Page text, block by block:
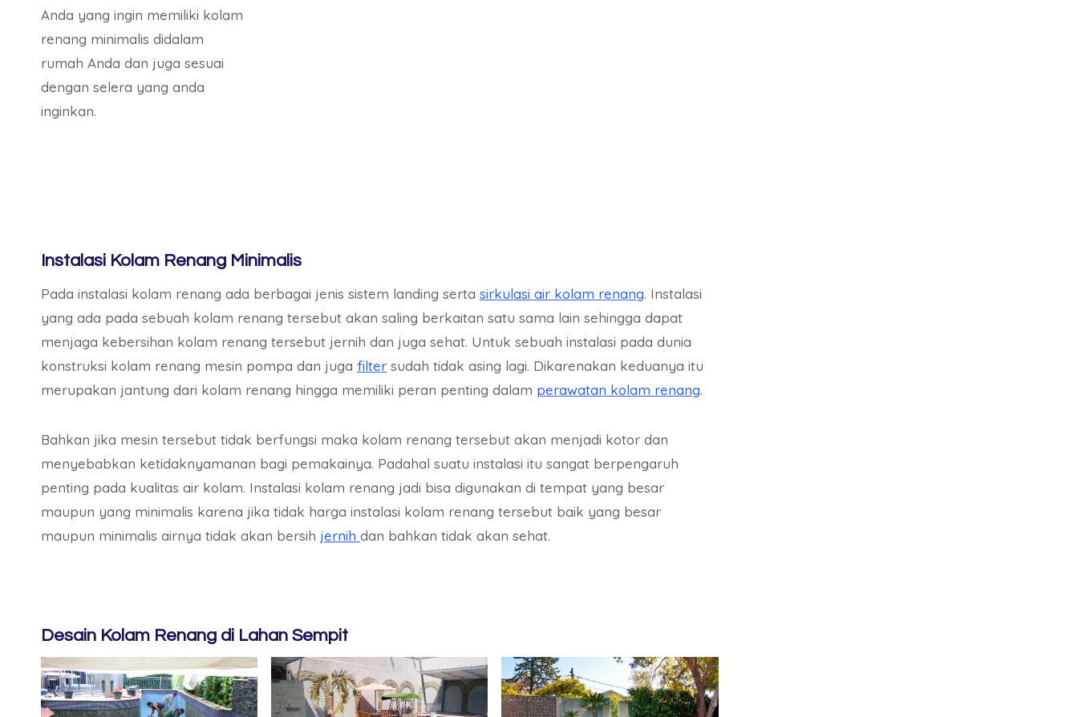
Anda yang ingin memiliki kolam
renang minimalis didalam
rumah Anda dan juga sesuai
dengan selera yang anda
inginkan.
Instalasi Kolam Renang Minimalis
Pada instalasi kolam renang ada berbagai jenis sistem landing serta sirkulasi air kolam renang. Instalasi
yang ada pada sebuah kolam renang tersebut akan saling berkaitan satu sama lain sehingga dapat
menjaga kebersihan kolam renang tersebut jernih dan juga sehat. Untuk sebuah instalasi pada dunia
konstruksi kolam renang mesin pompa dan juga filter sudah tidak asing lagi. Dikarenakan keduanya itu
merupakan jantung dari kolam renang hingga memiliki peran penting dalam perawatan kolam renang.
Bahkan jika mesin tersebut tidak berfungsi maka kolam renang tersebut akan menjadi kotor dan
menyebabkan ketidaknyamanan bagi pemakainya. Padahal suatu instalasi itu sangat berpengaruh
penting pada kualitas air kolam. Instalasi kolam renang jadi bisa digunakan di tempat yang besar
maupun yang minimalis karena jika tidak harga instalasi kolam renang tersebut baik yang besar
maupun minimalis airnya tidak akan bersih jernih dan bahkan tidak akan sehat.
Desain Kolam Renang di Lahan Sempit